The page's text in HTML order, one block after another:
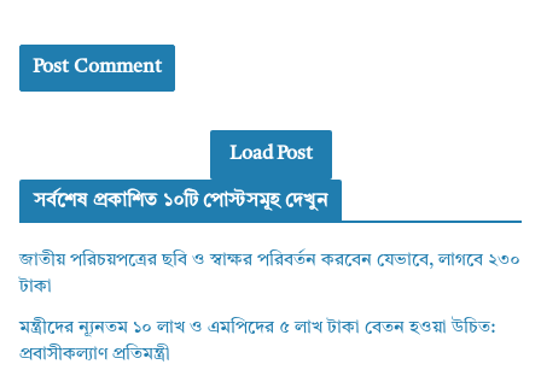
Load Post
সর্বশেষ প্রকাশিত ১০টি পোস্টসমূহ দেখুন
জাতীয় পরিচয়পত্রের ছবি ও স্বাক্ষর পরিবর্তন করবেন যেভাবে, লাগবে ২৩০
টাকা
মন্ত্রীদের ন্যূনতম ১০ লাখ ও এমপিদের ৫ লাখ টাকা বেতন হওয়া উচিত:
প্রবাসীকল্যাণ প্রতিমন্ত্রী